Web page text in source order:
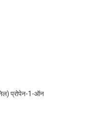
प्रोपेन-1-ऑन